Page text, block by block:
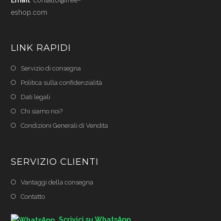
eshop.com
LINK RAPIDI
Servizio di consegna
Politica sulla confidenzialità
Dati legali
Chi siamo noi?
Condizioni Generali di Vendita
SERVIZIO CLIENTI
Vantaggi della consegna
Contatto
Scrivici su WhatsApp